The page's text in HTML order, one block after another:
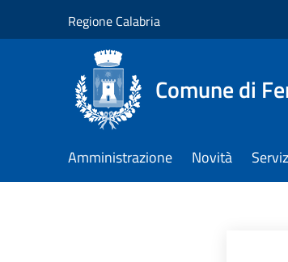
Regione Calabria
Comune di
Amministrazione Novità